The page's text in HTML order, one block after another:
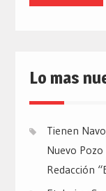
Lo mas
Tienen
Nuevo
Redacción